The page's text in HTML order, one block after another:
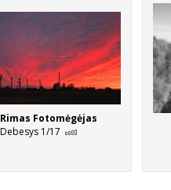
Rimas Fotomėgėjas
Debesys 1/17